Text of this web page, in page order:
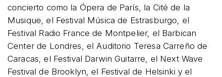
concierto como la Ópera de París, la Cité de la
Musique, el Festival Música de Estrasburgo, el
Festival Radio France de Montpelier, el Barbican
Center de Londres, el Auditorio Teresa Carreño de
Caracas, el Festival Darwin Guitarre, el Next Wave
Festival de Brooklyn, el Festival de Helsinki y el